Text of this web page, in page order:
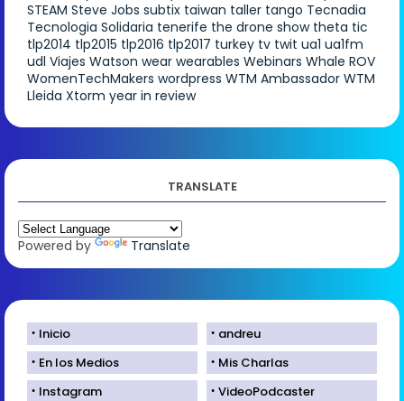
STEAM Steve Jobs subtix taiwan taller tango Tecnadia
Tecnologia Solidaria tenerife the drone show theta tic
tlp2014 tlp2015 tlp2016 tlp2017 turkey tv twit ua1 ua1fm
udl Viajes Watson wear wearables Webinars Whale ROV
WomenTechMakers wordpress WTM Ambassador WTM
Lleida Xtorm year in review
TRANSLATE
Powered by Translate
Inicio
andreu
En los Medios
Mis Charlas
Instagram
VideoPodcaster